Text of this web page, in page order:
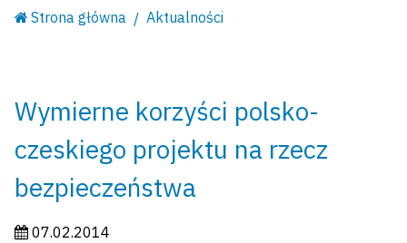
Strona główna Aktualności
Wymierne korzyści polsko-
czeskiego projektu na rzecz
bezpieczeństwa
Data publikacji:
07.02.2014